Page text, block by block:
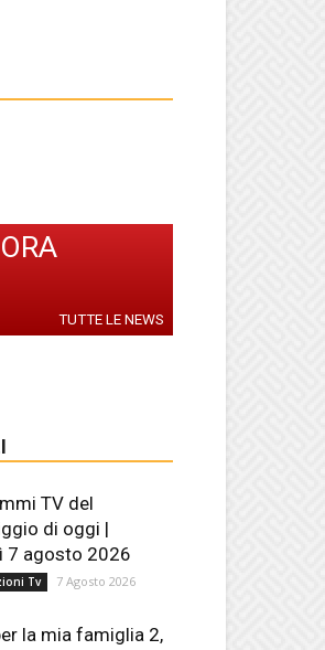
TUTTE LE NEWS
TV del
di oggi |
7 agosto 2026
Tv 7 Agosto 2026
la mia famiglia 2,